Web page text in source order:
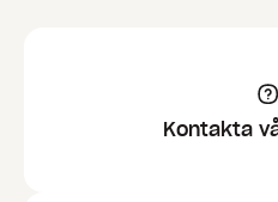
Kontakta